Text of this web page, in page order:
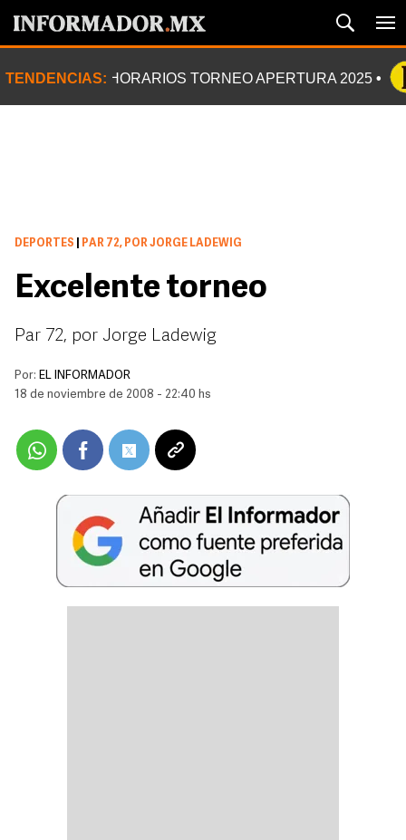
TENDENCIAS: HORARIOS TORNEO APERTURA 2025
DEPORTES PAR 72, POR JORGE LADEWIG
Excelente torneo
Par 72, por Jorge Ladewig
Por: EL INFORMADOR
18 de noviembre de 2008 - 22:40 hs